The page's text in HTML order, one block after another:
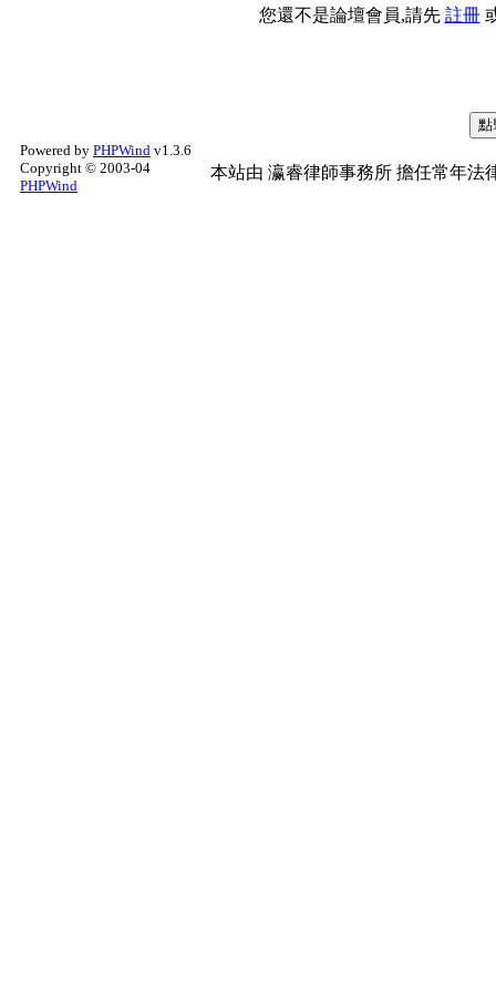
您還不是論壇會員,請先 註冊
Powered by PHPWind v1.3.6
Copyright © 2003-04
PHPWind
本站由 瀛睿律師事務所 擔任常年法